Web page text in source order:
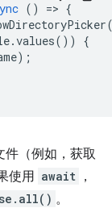
() => {
.values())
{
);
件（例如，获取
使用 await ，
。